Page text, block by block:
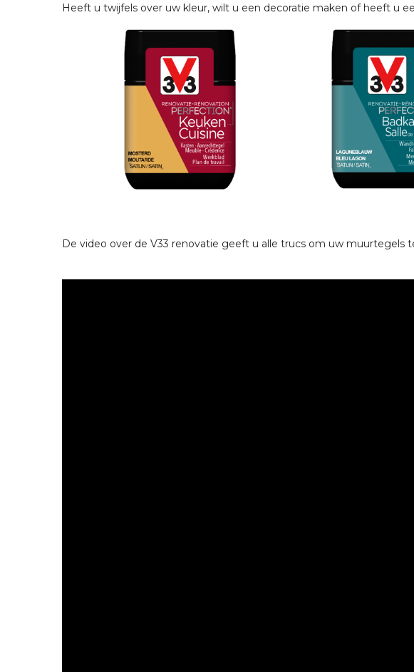
Heeft u twijfels over uw kleur, wilt u een decoratie maken of heeft u
De video over de V33 renovatie geeft u alle trucs om uw muurtegels